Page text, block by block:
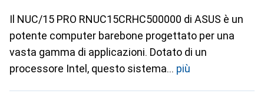
Il NUC/15 PRO RNUC15CRHC500000 di ASUS è un
potente computer barebone progettato per una
vasta gamma di applicazioni. Dotato di un
processore Intel, questo sistema
più